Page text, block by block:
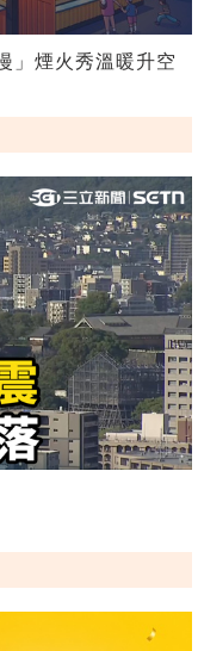
」煙火秀溫暖升空